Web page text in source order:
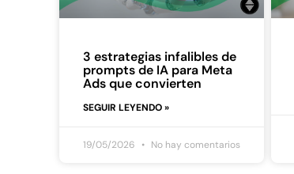
3 estrategias infalibles de
prompts de IA para Meta
Ads que convierten
SEGUIR LEYENDO »
19/05/2026 No hay comentarios